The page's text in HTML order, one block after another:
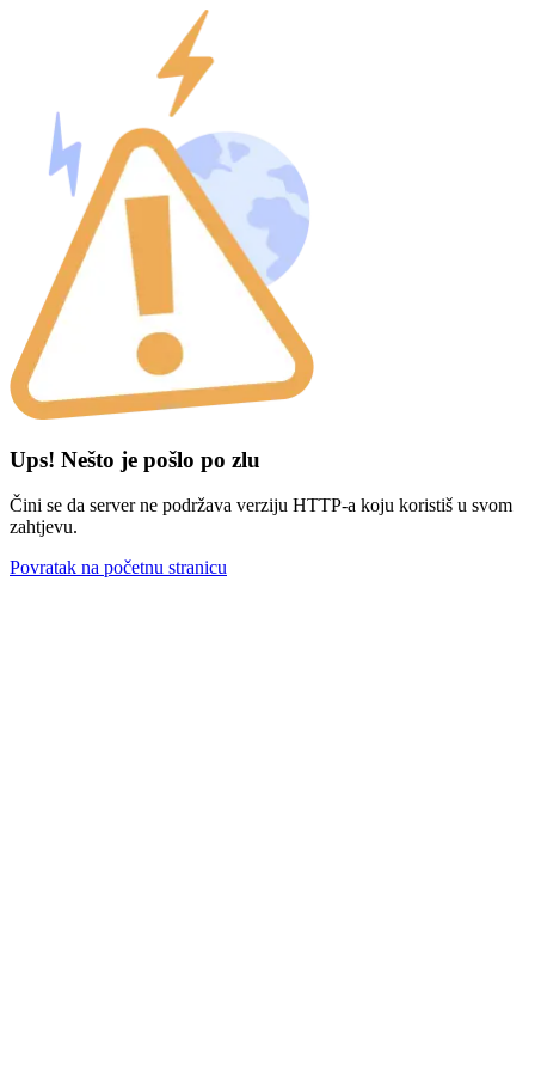
Ups! Nešto je pošlo po zlu
Čini se da server ne podržava verziju HTTP-a koju koristiš u svom
zahtjevu.
Povratak na početnu stranicu